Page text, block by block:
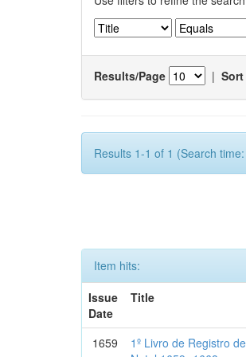
Results/Page |
Results 1-1 of 1 (Search
Item hits:
Issue
Date
Title
1659
1º Livro de Registro